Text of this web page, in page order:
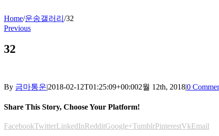
Home/운송갤러리 /32
Previous
32
By 금마통운|2018-02-12T01:25:09+00:002월 12th, 2018|0
Share This Story, Choose Your Platform!
FacebookTwitterLinkedInRedditGoogle+TumblrPinterestVkEmail